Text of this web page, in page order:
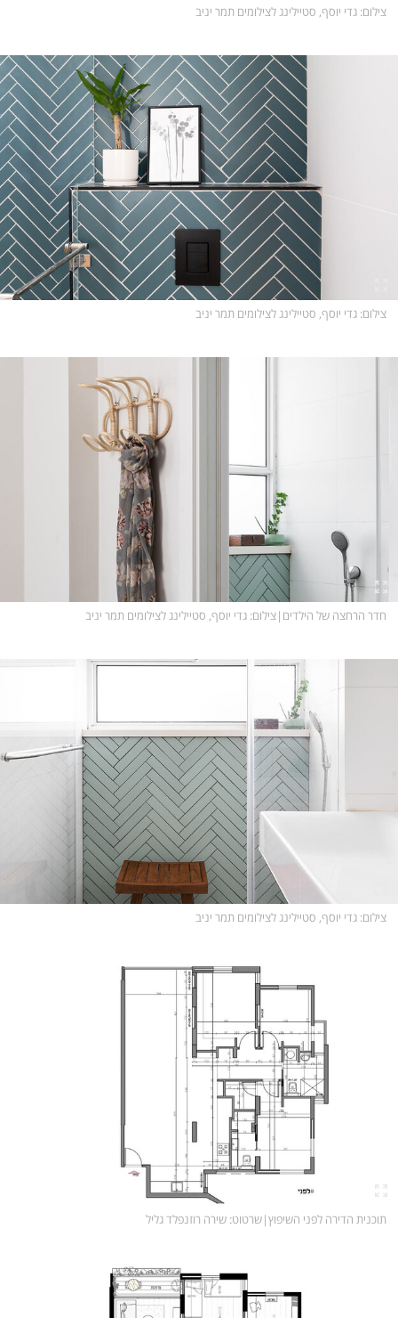
צילום: גדי יוסף, סטיילינג לצילומים תמר יניב
צילום: גדי יוסף, סטיילינג לצילומים תמר יניב
חדר הרחצה של הילדים |צילום: גדי יוסף, סטיילינג לצילומים תמר יניב
צילום: גדי יוסף, סטיילינג לצילומים תמר יניב
תוכנית הדירה לפני השיפוץ|שרטוט: שירה רוזנפלד גליל